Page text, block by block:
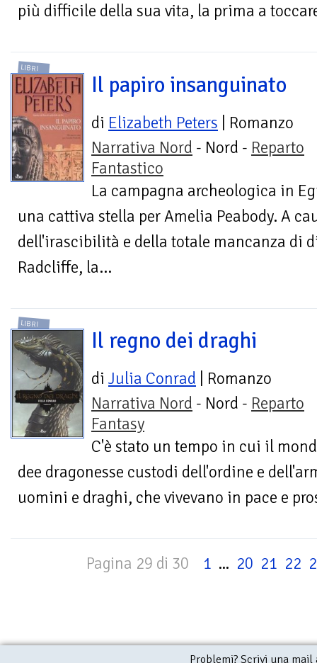
più difficile della sua vita, la prima a
LIBRI
Il papiro insanguinato
di Elizabeth Peters | Romanzo
Narrativa Nord - Nord - Reparto
Fantastico
La campagna archeologica in
una cattiva stella per Amelia Peabody. A
dell'irascibilità e della totale mancanza di
Radcliffe, la...
LIBRI
Il regno dei draghi
di Julia Conrad | Romanzo
Narrativa Nord - Nord - Reparto
Fantasy
C'è stato un tempo in cui il
dee dragonesse custodi dell'ordine e
uomini e draghi, che vivevano in pace e
Pagina 29 di 30 1 ... 20 21 22
Problemi? Scrivi una